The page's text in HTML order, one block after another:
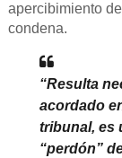
apercibimiento
condena.
“Resulta
acordado
tribunal, es
“perdón”